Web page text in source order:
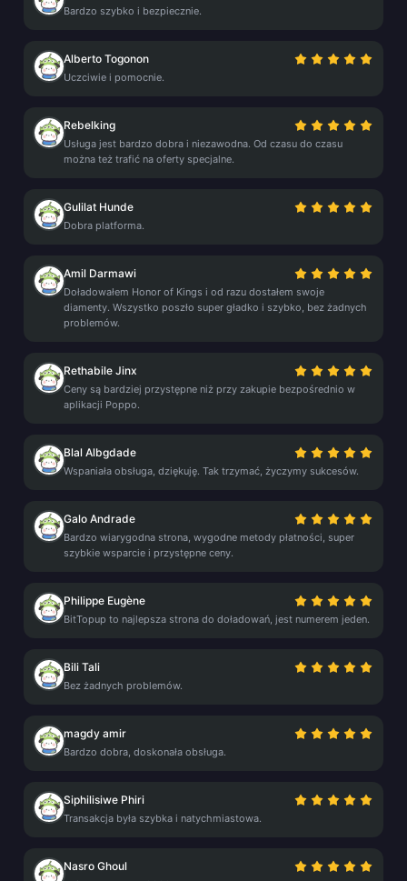
Bardzo szybko i bezpiecznie.
Alberto Togonon
Uczciwie i pomocnie.
Rebelking
Usługa jest bardzo dobra i niezawodna. Od czasu do czasu
można też trafić na oferty specjalne.
Gulilat Hunde
Dobra platforma.
Amil Darmawi
Doładowałem Honor of Kings i od razu dostałem swoje
diamenty. Wszystko poszło super gładko i szybko, bez żadnych
problemów.
Rethabile Jinx
Ceny są bardziej przystępne niż przy zakupie bezpośrednio w
aplikacji Poppo.
Blal Albgdade
Wspaniała obsługa, dziękuję. Tak trzymać, życzymy sukcesów.
Galo Andrade
Bardzo wiarygodna strona, wygodne metody płatności, super
szybkie wsparcie i przystępne ceny.
Philippe Eugène
BitTopup to najlepsza strona do doładowań, jest numerem jeden.
Bili Tali
Bez żadnych problemów.
magdy amir
Bardzo dobra, doskonała obsługa.
Siphilisiwe Phiri
Transakcja była szybka i natychmiastowa.
Nasro Ghoul